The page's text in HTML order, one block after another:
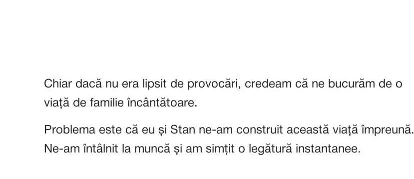
Chiar dacă nu era lipsit de provocări, credeam că ne bucurăm de o
viață de familie încântătoare.
Problema este că eu și Stan ne-am construit această viață împreună.
Ne-am întâlnit la muncă și am simțit o legătură instantanee.